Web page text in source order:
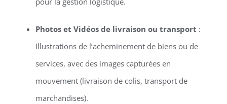
Photos et Vidéos de livraison ou transport :
Illustrations de l’acheminement de biens ou de
services, avec des images capturées en
mouvement (livraison de colis, transport de
marchandises).